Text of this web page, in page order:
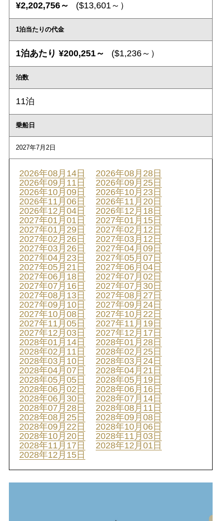
¥2,202,756～ ($13,601～）
1泊当たりの代金
1泊あたり ¥200,251～ ($1,236～）
泊数
11泊
乗船日
2027年7月2日
2026年08月14日
2026年08月28日
2026年09月11日
2026年09月25日
2026年10月09日
2026年10月23日
2026年11月06日
2026年11月20日
2026年12月04日
2026年12月18日
2027年01月01日
2027年01月15日
2027年01月29日
2027年02月12日
2027年02月26日
2027年03月12日
2027年03月26日
2027年04月09日
2027年04月23日
2027年05月07日
2027年05月21日
2027年06月04日
2027年06月18日
2027年07月02日
2027年07月16日
2027年07月30日
2027年08月13日
2027年08月27日
2027年09月10日
2027年09月24日
2027年10月08日
2027年10月22日
2027年11月05日
2027年11月19日
2027年12月03日
2027年12月17日
2028年01月14日
2028年01月28日
2028年02月11日
2028年02月25日
2028年03月10日
2028年03月24日
2028年04月07日
2028年04月21日
2028年05月05日
2028年05月19日
2028年06月02日
2028年06月16日
2028年06月30日
2028年07月14日
2028年07月28日
2028年08月11日
2028年08月25日
2028年09月08日
2028年09月22日
2028年10月06日
2028年10月20日
2028年11月03日
2028年11月17日
2028年12月01日
2028年12月15日